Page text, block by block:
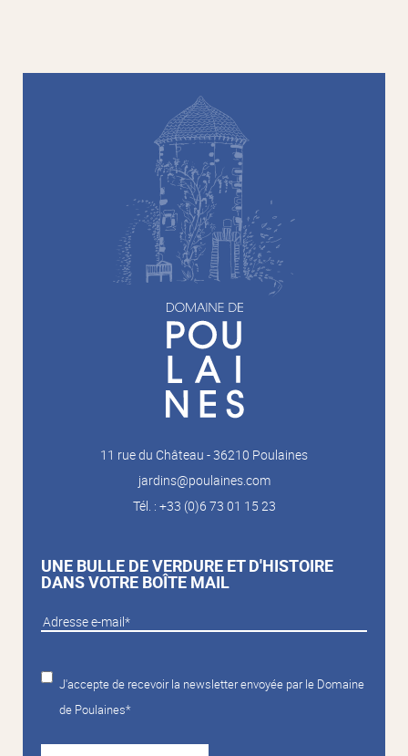
11 rue du Château - 36210 Poulaines
jardins@poulaines.com
Tél. : +33 (0)6 73 01 15 23
UNE BULLE DE VERDURE ET D'HISTOIRE
DANS VOTRE BOÎTE MAIL
J'accepte de recevoir la newsletter envoyée par le Domaine
de Poulaines*